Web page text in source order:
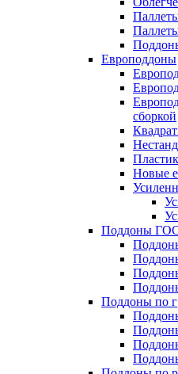
Европоддоны
сборкой
Новые
Поддоны
Поддоны по